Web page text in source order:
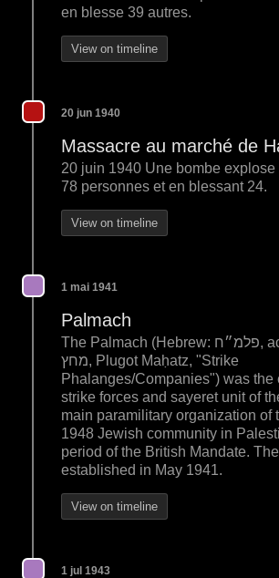
en blesse 39 autres.
View on timeline
20 jun 1940
Massacre au marché de
20 juin 1940 Une bombe
78 personnes et en blessant 24.
View on timeline
1 mai 1941
Palmach
The Palmach (Hebrew: פלמ״ח‎, acronym for פלוגות
מחץ‎, Plugot Maḥatz, "Strike
Phalanges/Companies") was the
strike forces and sayeret unit of
main paramilitary organization of
1948 Jewish community in
period of the British Mandate.
established in May 1941.
View on timeline
1 jul 1943